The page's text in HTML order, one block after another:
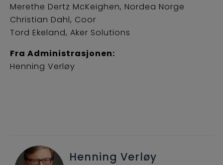
Merethe Dertz McKeighen, Nordea Norge
Christian Dahl, Coor
Tord Ekeland, Aker Solutions
Fra Administrasjonen:
Henning Verløy
Henning Verløy